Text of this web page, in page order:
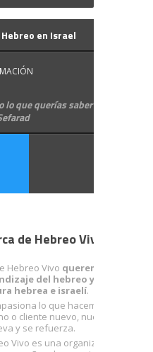
en Israel
lo que querías saber sobre los
de Hebreo Vivo
Hebreo Vivo queremos
del hebreo y acercarte a
hebrea e israelí.
lo que hacemos. Con
o cliente nuevo, nuestra ilusión
y se refuerza.
Vivo es una organización sólida